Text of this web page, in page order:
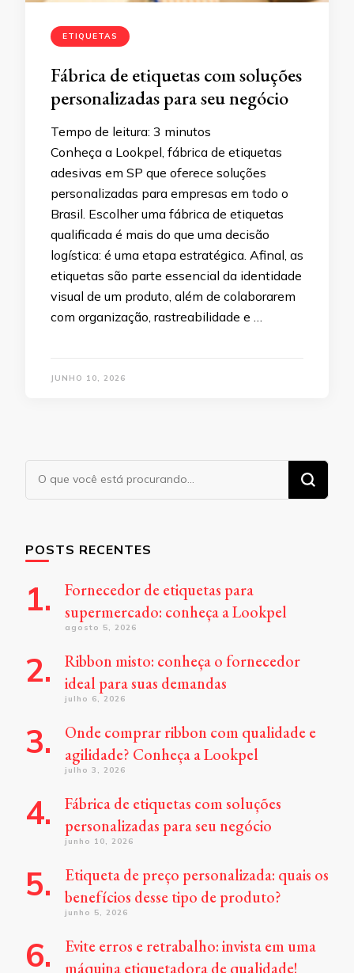
ETIQUETAS
Fábrica de etiquetas com soluções
personalizadas para seu negócio
Tempo de leitura: 3 minutos
Conheça a Lookpel, fábrica de etiquetas
adesivas em SP que oferece soluções
personalizadas para empresas em todo o
Brasil. Escolher uma fábrica de etiquetas
qualificada é mais do que uma decisão
logística: é uma etapa estratégica. Afinal, as
etiquetas são parte essencial da identidade
visual de um produto, além de colaborarem
com organização, rastreabilidade e …
JUNHO 10, 2026
Procurando
algo?
POSTS RECENTES
Fornecedor de etiquetas para
supermercado: conheça a Lookpel
agosto 5, 2026
Ribbon misto: conheça o fornecedor
ideal para suas demandas
julho 6, 2026
Onde comprar ribbon com qualidade e
agilidade? Conheça a Lookpel
julho 3, 2026
Fábrica de etiquetas com soluções
personalizadas para seu negócio
junho 10, 2026
Etiqueta de preço personalizada: quais os
benefícios desse tipo de produto?
junho 5, 2026
Evite erros e retrabalho: invista em uma
máquina etiquetadora de qualidade!